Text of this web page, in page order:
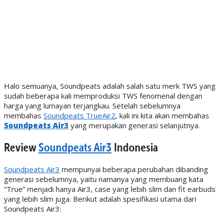
Halo semuanya, Soundpeats adalah salah satu merk TWS yang
sudah beberapa kali memproduksi TWS fenomenal dengan
harga yang lumayan terjangkau. Setelah sebelumnya
membahas Soundpeats TrueAir2, kali ini kita akan membahas
Soundpeats Air3 yang merupakan generasi selanjutnya.
ReviewSoundpeats Air3 Indonesia
Soundpeats Air3 mempunyai beberapa perubahan dibanding
generasi sebelumnya, yaitu namanya yang membuang kata
“True” menjadi hanya Air3, case yang lebih slim dan fit earbuds
yang lebih slim juga. Berikut adalah spesifikasi utama dari
Soundpeats Air3: